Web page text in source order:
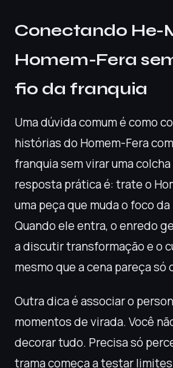
Conectando He-
Homem-Fera
fio da franquia
Uma dúvida comum é como
histórias do Homem-Fera
franquia sem virar uma
resposta prática é: trate o
uma peça que muda o foco
Quando ele entra, o enredo
a discutir transformação e o
mesmo que a cena pareça só
Outra dica é associar o
momentos de virada. Você
decorar tudo. Precisa só
trama começa a testar